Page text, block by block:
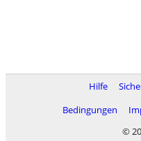
Hilfe
Bedingungen
©